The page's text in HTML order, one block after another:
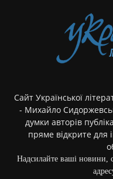
Сайт Української
- Михайло
думки авторів
пряме відкрите для
Надсилайте ваші новини,